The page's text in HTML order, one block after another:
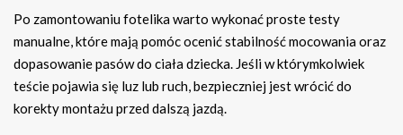
Po zamontowaniu fotelika warto wykonać proste testy
manualne, które mają pomóc ocenić stabilność mocowania oraz
dopasowanie pasów do ciała dziecka. Jeśli w którymkolwiek
teście pojawia się luz lub ruch, bezpieczniej jest wrócić do
korekty montażu przed dalszą jazdą.